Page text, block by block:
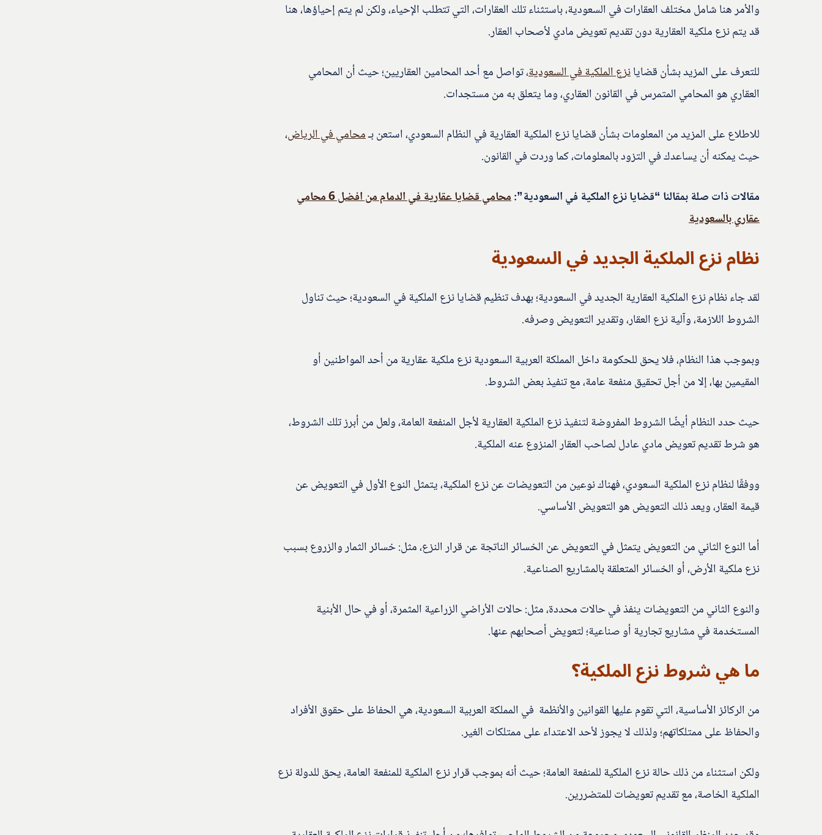
والأمر هنا شامل مختلف العقارات في السعودية، باستثناء تلك العقارات، التي تتطلب الإحياء، ولكن لم يتم إحياؤها، هنا
قد يتم نزع ملكية العقارية دون تقديم تعويض مادي لأصحاب العقار.
للتعرف على المزيد بشأن قضايانزع الملكية في السعودية، تواصل مع أحد المحامين العقاريين؛ حيث أن المحامي
العقاري هو المحامي المتمرس في القانون العقاري، وما يتعلق به من مستجدات.
للاطلاع على المزيد من المعلومات بشأن قضايا نزع الملكية العقارية في النظام السعودي، استعن بـمحامي في الرياض،
حيث يمكنه أن يساعدك في التزود بالمعلومات، كما وردت في القانون.
مقالات ذات صلة بمقالنا “قضايا نزع الملكية في السعودية”:
محامي قضايا عقارية في الدمام من افضل 6 محامي
عقاري بالسعودية
نظام نزع الملكية الجديد في السعودية
لقد جاء نظام نزع الملكية العقارية الجديد في السعودية؛ بهدف تنظيم قضايا نزع الملكية في السعودية؛ حيث تناول
الشروط اللازمة، وآلية نزع العقار، وتقدير التعويض وصرفه.
وبموجب هذا النظام، فلا يحق للحكومة داخل المملكة العربية السعودية نزع ملكية عقارية من أحد المواطنين أو
المقيمين بها، إلا من أجل تحقيق منفعة عامة، مع تنفيذ بعض الشروط.
حيث حدد النظام أيضًا الشروط المفروضة لتنفيذ نزع الملكية العقارية لأجل المنفعة العامة، ولعل من أبرز تلك الشروط،
هو شرط تقديم تعويض مادي عادل لصاحب العقار المنزوع عنه الملكية.
ووفقًا لنظام نزع الملكية السعودي، فهناك نوعين من التعويضات عن نزع الملكية، يتمثل النوع الأول في التعويض عن
قيمة العقار، ويعد ذلك التعويض هو التعويض الأساسي.
أما النوع الثاني من التعويض يتمثل في التعويض عن الخسائر الناتجة عن قرار النزع، مثل: خسائر الثمار والزروع بسبب
نزع ملكية الأرض، أو الخسائر المتعلقة بالمشاريع الصناعية.
والنوع الثاني من التعويضات ينفذ في حالات محددة، مثل: حالات الأراضي الزراعية المثمرة، أو في حال الأبنية
المستخدمة في مشاريع تجارية أو صناعية؛ لتعويض أصحابهم عنها.
ما هي شروط نزع الملكية؟
من الركائز الأساسية، التي تقوم عليها القوانين والأنظمة في المملكة العربية السعودية، هي الحفاظ على حقوق الأفراد
والحفاظ على ممتلكاتهم؛ ولذلك لا يجوز لأحد الاعتداء على ممتلكات الغير.
ولكن استثناء من ذلك حالة نزع الملكية للمنفعة العامة؛ حيث أنه بموجب قرار نزع الملكية للمنفعة العامة، يحق للدولة نزع
الملكية الخاصة، مع تقديم تعويضات للمتضررين.